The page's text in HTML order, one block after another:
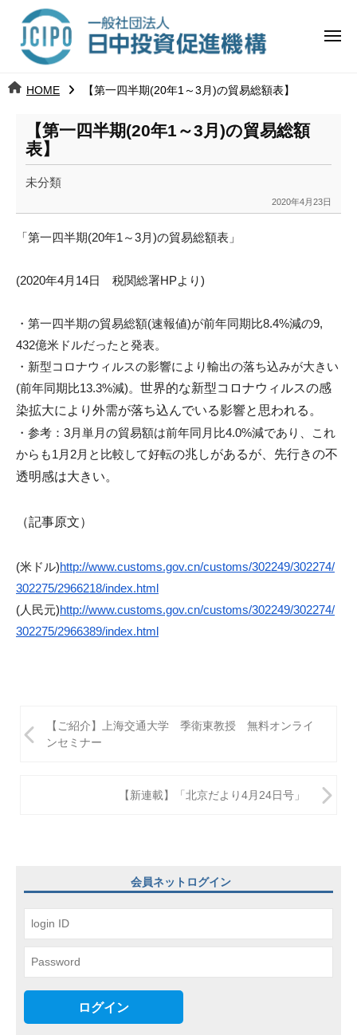
ツ 日
中
投
資
機
構
j
メ
HOME 【第一四半期(20年1～3月)の貿易総額表】
【第一四半期(20年1～3月)の貿易総額
表】
未分類
2020年4月23日
k
n
u
「第一四半期(20年1～3月)の貿易総額表」
(2020年4月14日 税関総署HPより)
・第一四半期の貿易総額(速報値)が前年同期比8.4%減の9,
432億米ドルだったと発表。
・新型コロナウィルスの影響により輸出の落ち込みが大きい
(前年同期比13.3%減)。 世界的な新型コロナウィルスの感
染拡大により外需が落ち込んでいる影響と思われる。
・参考：3月単月の貿易額は前年同月比4.0%減であり、
これ
からも1月2月と比較して好転の兆しがあるが、先行きの不
透明感は大きい。
（記事原文）
(米ドル)http://www.customs.gov.cn/customs/302249/302274/
302275/2966218/index.html
(人民元)http://www.customs.gov.cn/customs/302249/302274/
302275/2966389/index.html
稿
ン
【ご紹介】上海交通大学 季衛東教授 無料オンライ
ンセミナー
【新連載】「北京だより4月24日号」
会員ネットログイン
ログイン
日
中
資
進
機
構